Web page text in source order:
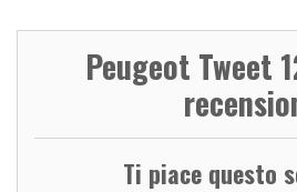
Peugeot Tweet
Ti piace questo